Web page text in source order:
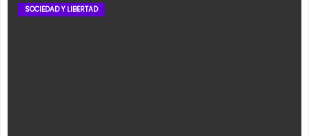
SOCIEDAD Y LIBERTAD